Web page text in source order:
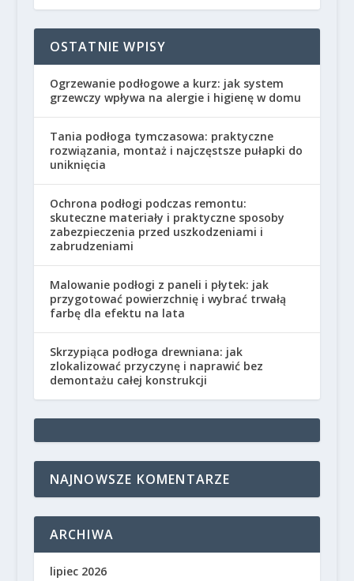
OSTATNIE WPISY
Ogrzewanie podłogowe a kurz: jak system
grzewczy wpływa na alergie i higienę w domu
Tania podłoga tymczasowa: praktyczne
rozwiązania, montaż i najczęstsze pułapki do
uniknięcia
Ochrona podłogi podczas remontu:
skuteczne materiały i praktyczne sposoby
zabezpieczenia przed uszkodzeniami i
zabrudzeniami
Malowanie podłogi z paneli i płytek: jak
przygotować powierzchnię i wybrać trwałą
farbę dla efektu na lata
Skrzypiąca podłoga drewniana: jak
zlokalizować przyczynę i naprawić bez
demontażu całej konstrukcji
NAJNOWSZE KOMENTARZE
ARCHIWA
lipiec 2026